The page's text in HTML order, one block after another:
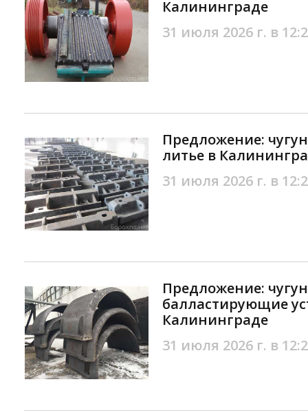
Калининграде
31 июля 2026 г. в
Предложение:
литье в
31 июля 2026 г. в
Предложение:
балластирующие
Калининграде
31 июля 2026 г. в